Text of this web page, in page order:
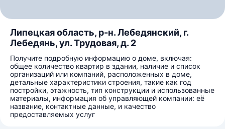
Липецкая область, р-н. Лебедянский, г.
Лебедянь, ул. Трудовая, д. 2
Получите подробную информацию о доме, включая:
общее количество квартир в здании, наличие и список
организаций или компаний, расположенных в доме,
детальные характеристики строения, такие как год
постройки, этажность, тип конструкции и использованные
материалы, информация об управляющей компании: её
название, контактные данные, и качество
предоставляемых услуг